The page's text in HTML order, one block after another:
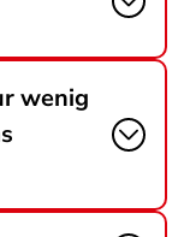
wenig